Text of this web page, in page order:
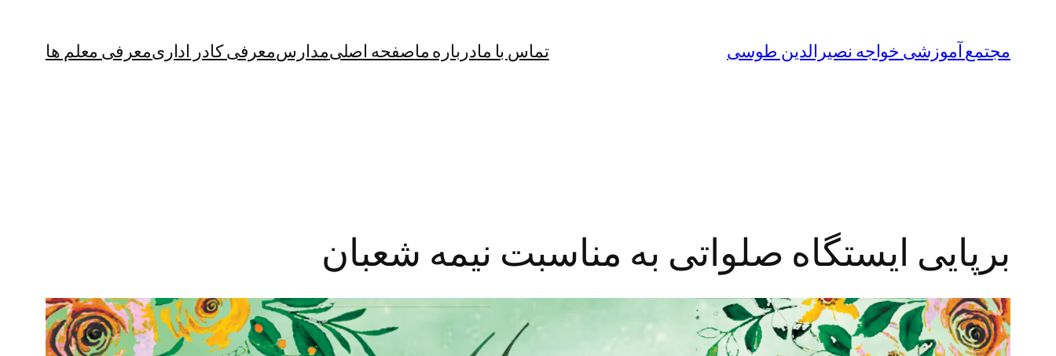
مجتمع آموزشی خواجه نصیرالدین طوسی تماس با مادرباره ماصفحه اصلیمدارسمعرفی کادر اداریمعرفی معلم ها
برپایی ایستگاه صلواتی به مناسبت نیمه شعبان